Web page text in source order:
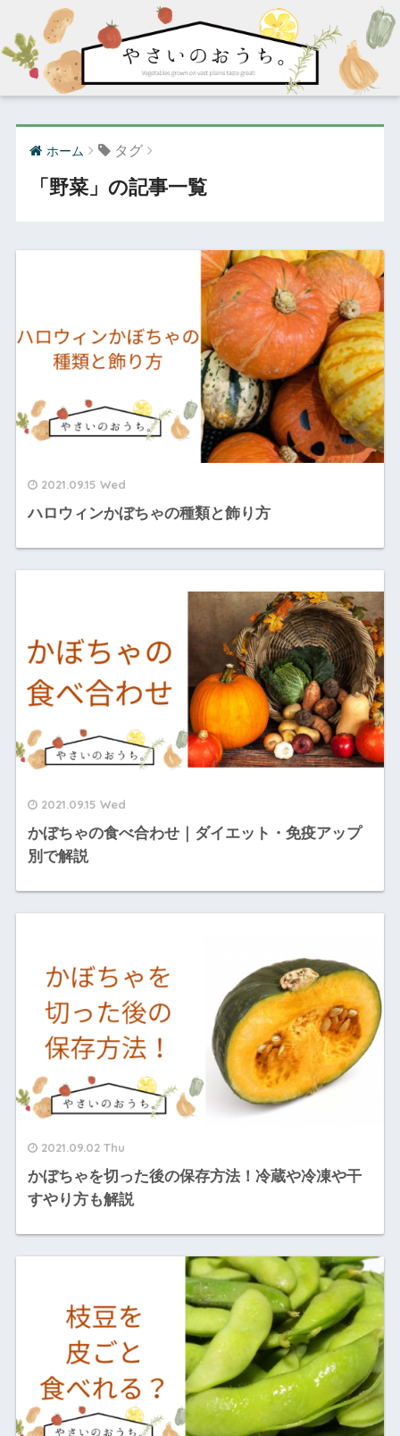
ホーム タグ
「野菜」の記事一覧
2021.09.15 Wed
ハロウィンかぼちゃの種類と飾り方
2021.09.15 Wed
かぼちゃの食べ合わせ｜ダイエット・免疫アップ
別で解説
2021.09.02 Thu
かぼちゃを切った後の保存方法！冷蔵や冷凍や干
すやり方も解説